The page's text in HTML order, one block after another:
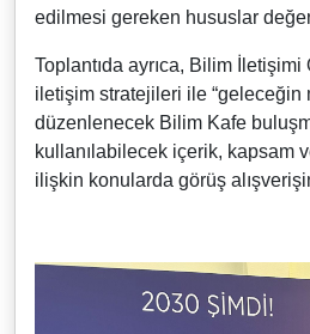
edilmesi gereken hususlar
Toplantıda ayrıca, Bilim
iletişim stratejileri ile “geleceğin
düzenlenecek Bilim Kafe
kullanılabilecek içerik, kapsam
ilişkin konularda görüş